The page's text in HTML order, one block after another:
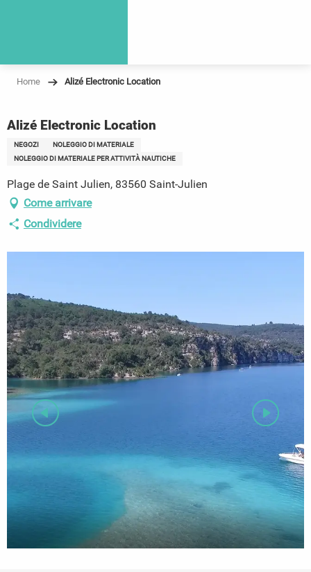
Home Alizé Electronic Location
Alizé Electronic Location
NEGOZI
NOLEGGIO DI MATERIALE
NOLEGGIO DI MATERIALE PER ATTIVITÀ NAUTICHE
Plage de Saint Julien, 83560 Saint-Julien
Come arrivare
Condividere